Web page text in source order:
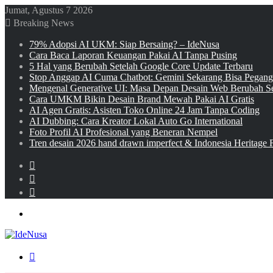
Jumat, Agustus 7 2026
Breaking News
79% Adopsi AI UKM: Siap Bersaing? – IdeNusa
Cara Baca Laporan Keuangan Pakai AI Tanpa Pusing
5 Hal yang Berubah Setelah Google Core Update Terbaru
Stop Anggap AI Cuma Chatbot: Gemini Sekarang Bisa
Mengenal Generative UI: Masa Depan Desain Web Berubah
Cara UMKM Bikin Desain Brand Mewah Pakai AI Gratis
AI Agen Gratis: Asisten Toko Online 24 Jam Tanpa Coding
AI Dubbing: Cara Kreator Lokal Auto Go International
Foto Profil AI Profesional yang Beneran Nempel
Tren desain 2026 hand drawn imperfect & Indonesia Heritage
In